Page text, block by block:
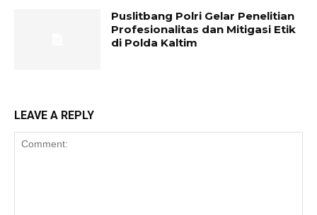
Puslitbang Polri Gelar Penelitian
Profesionalitas dan Mitigasi Etik
di Polda Kaltim
LEAVE A REPLY